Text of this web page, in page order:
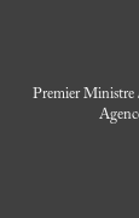
Premier Ministre